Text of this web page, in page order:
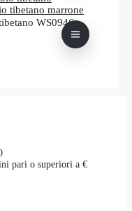
WS0946
pari o superiori a €